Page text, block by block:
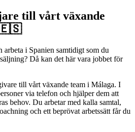
till vårt växande
🇪🇸
i Spanien samtidigt som du
Då kan det här vara jobbet för
till vårt växande team i Málaga. I
via telefon och hjälper dem att
behov. Du arbetar med kalla samtal,
och ett beprövat arbetssätt får du